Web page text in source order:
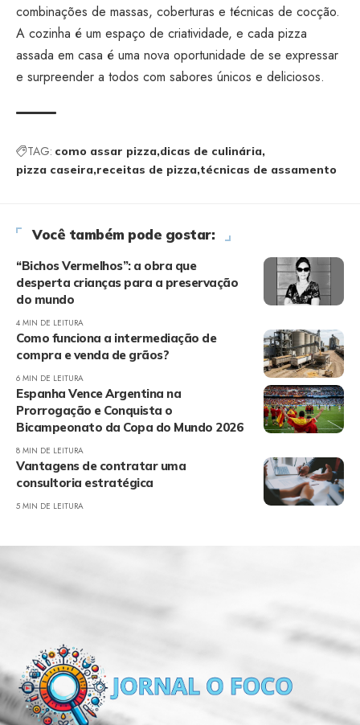
combinações de massas, coberturas e técnicas de cocção.
A cozinha é um espaço de criatividade, e cada pizza
assada em casa é uma nova oportunidade de se expressar
e surpreender a todos com sabores únicos e deliciosos.
TAG: como assar pizza dicas de culinária
pizza caseira receitas de pizza técnicas de assamento
Você também pode gostar:
“Bichos Vermelhos”: a obra que
desperta crianças para a preservação
do mundo
4 MIN DE LEITURA
Como funciona a intermediação de
compra e venda de grãos?
6 MIN DE LEITURA
Espanha Vence Argentina na
Prorrogação e Conquista o
Bicampeonato da Copa do Mundo 2026
8 MIN DE LEITURA
Vantagens de contratar uma
consultoria estratégica
5 MIN DE LEITURA